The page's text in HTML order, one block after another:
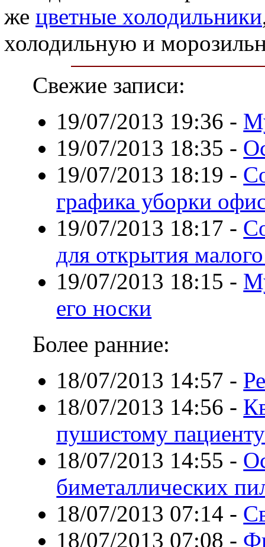
же цветные холодильники
холодильную и
Свежие записи:
19/07/2013 19:36 -
19/07/2013 18:35 -
19/07/2013 18:19 -
графика уборки
19/07/2013 18:17 -
для открытия
19/07/2013 18:15 -
его носки
Более ранние:
18/07/2013 14:57 -
18/07/2013 14:56 -
пушистому
18/07/2013 14:55 -
биметаллических
18/07/2013 07:14 -
18/07/2013 07:08 -